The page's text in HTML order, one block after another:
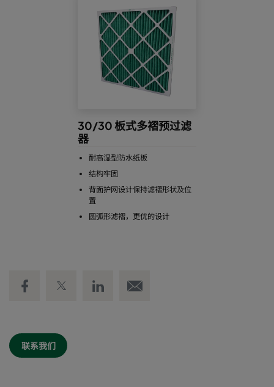
30/30 板式多褶预过滤
器
耐高湿型防水纸板
结构牢固
背面护网设计保持滤褶形状及位
置
圆弧形滤褶，更优的设计
联系我们